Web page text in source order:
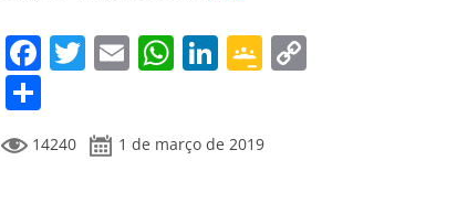
F
e
T
itt
er
E
l
W
s
Li
e
G
gl
o
m
14240 1 de março de 2019